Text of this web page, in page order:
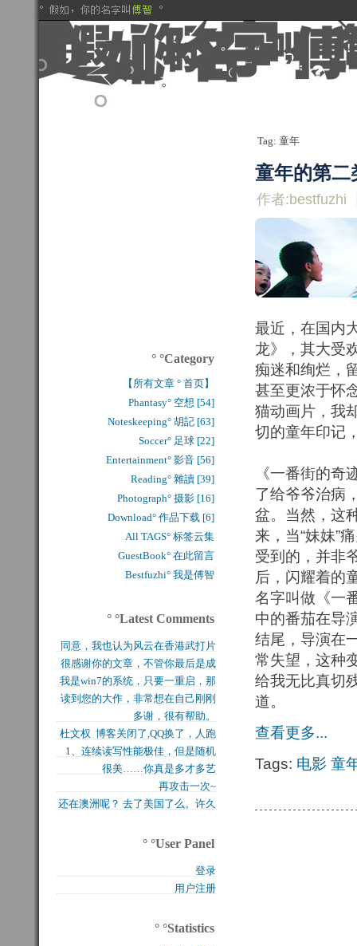
Tag: 童年
童年的第二
作者:bestfuzhi
最近，在国内
龙》，其大受
痴迷和绚烂，
甚至更浓于怀
猫动画片，我
切的童年印记
《一番街的
了给爷爷治病
盆。当然，这
来，当“妹妹”
受到的，并非
后，闪耀着的
名字叫做《一
中的番茄在导
结尾，导演在
常失望，这种
给我无比真切
道。
查看更多...
Tags: 电影 童
° °Category
【所有文章 ° 首页】
Phantasy° 空想 [54]
Noteskeeping° 胡記 [63]
Soccer° 足球 [22]
Entertainment° 影音 [56]
Reading° 雜讀 [39]
Photograph° 摄影 [16]
Download° 作品下载 [6]
All TAGS° 标签云集
GuestBook° 在此留言
Bestfuzhi° 我是傅智
° °Latest Comments
同意，我也认为风云在香港武打片
历史上是绝无仅有的，...
很感谢你的文章，不管你最后是成
功还是失败，能让后来...
我是win7的系统，只要一重启，那
块MFT盘就无法...
读到您的大作，非常想在自己刚刚
买的固态硬盘上试试，...
多谢，很有帮助。
杜文权 博客关闭了,QQ换了，人跑
了 新的QQ...
1、连续读写性能极佳，但是随机
写入性能极差（这对于...
很美……你真是多才多艺
再攻击一次~
还在澳洲呢？ 去了美国了么。许久
° °User Panel
登录
用户注册
° °Statistics